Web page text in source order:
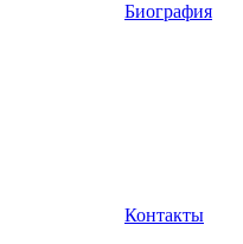
Биография
Контакты